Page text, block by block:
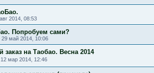
2014, 08:53
Попробуем сами?
29 май 2014, 10:06
заказ на Таобао. Весна 2014
12 мар 2014, 12:46